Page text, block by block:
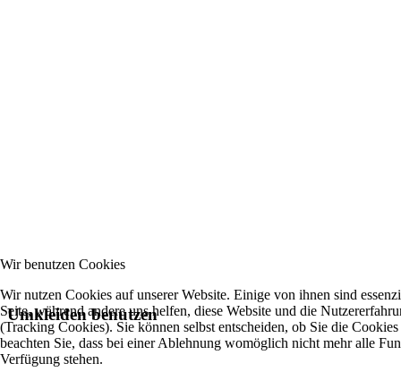
Umkleiden benutzen
Wir benutzen Cookies
Wir nutzen Cookies auf unserer Website. Einige von ihnen sind
Seite, während andere uns helfen, diese Website und die
(Tracking Cookies). Sie können selbst entscheiden, ob Sie die
beachten Sie, dass bei einer Ablehnung womöglich nicht mehr alle
Verfügung stehen.